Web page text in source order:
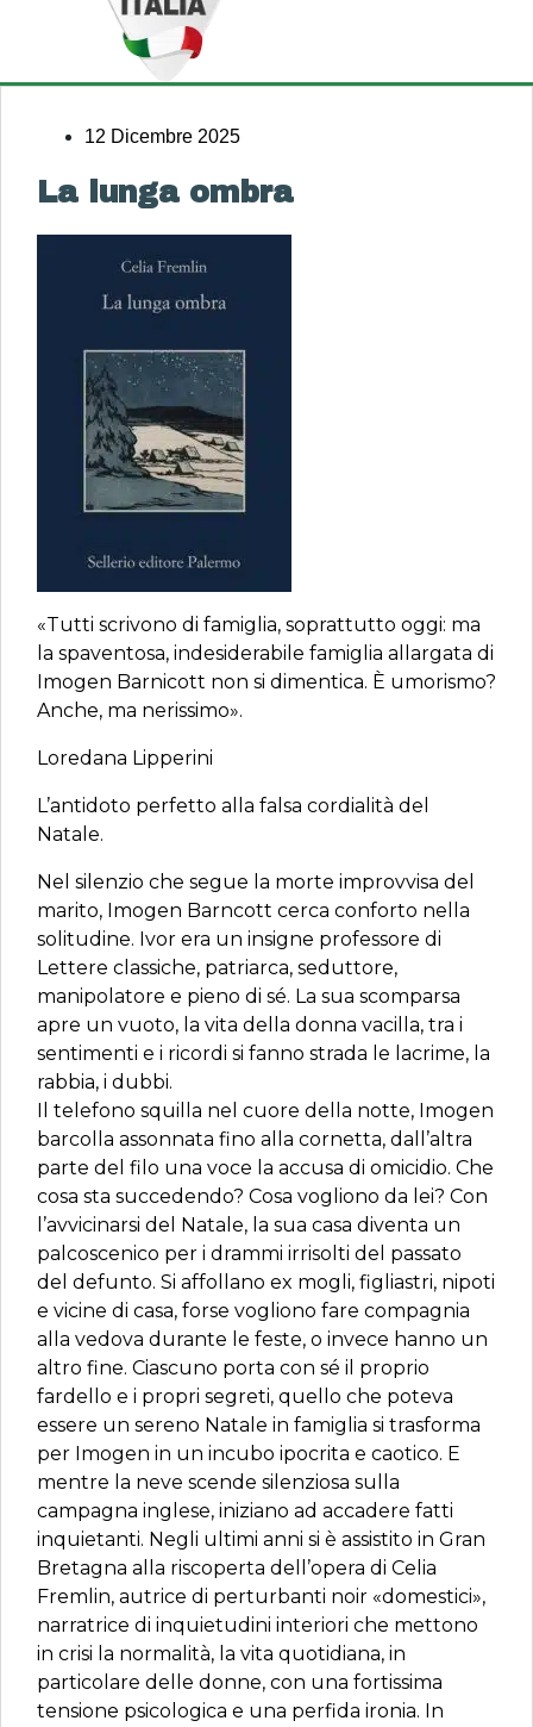
12 Dicembre 2025
La lunga ombra
«Tutti scrivono di famiglia, soprattutto oggi: ma
la spaventosa, indesiderabile famiglia allargata di
Imogen Barnicott non si dimentica. È umorismo?
Anche, ma nerissimo».
Loredana Lipperini
L’antidoto perfetto alla falsa cordialità del
Natale.
Nel silenzio che segue la morte improvvisa del
marito, Imogen Barncott cerca conforto nella
solitudine. Ivor era un insigne professore di
Lettere classiche, patriarca, seduttore,
manipolatore e pieno di sé. La sua scomparsa
apre un vuoto, la vita della donna vacilla, tra i
sentimenti e i ricordi si fanno strada le lacrime, la
rabbia, i dubbi.
Il telefono squilla nel cuore della notte, Imogen
barcolla assonnata fino alla cornetta, dall’altra
parte del filo una voce la accusa di omicidio. Che
cosa sta succedendo? Cosa vogliono da lei? Con
l’avvicinarsi del Natale, la sua casa diventa un
palcoscenico per i drammi irrisolti del passato
del defunto. Si affollano ex mogli, figliastri, nipoti
e vicine di casa, forse vogliono fare compagnia
alla vedova durante le feste, o invece hanno un
altro fine. Ciascuno porta con sé il proprio
fardello e i propri segreti, quello che poteva
essere un sereno Natale in famiglia si trasforma
per Imogen in un incubo ipocrita e caotico. E
mentre la neve scende silenziosa sulla
campagna inglese, iniziano ad accadere fatti
inquietanti. Negli ultimi anni si è assistito in Gran
Bretagna alla riscoperta dell’opera di Celia
Fremlin, autrice di perturbanti noir «domestici»,
narratrice di inquietudini interiori che mettono
in crisi la normalità, la vita quotidiana, in
particolare delle donne, con una fortissima
tensione psicologica e una perfida ironia. In